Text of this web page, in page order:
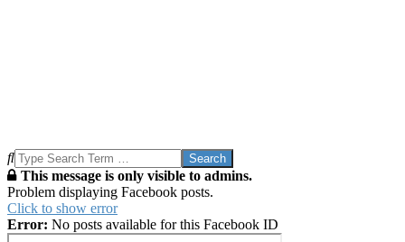
Search
This message is only visible to admins.
Problem displaying Facebook posts.
Click to show error
Error: No posts available for this Facebook ID